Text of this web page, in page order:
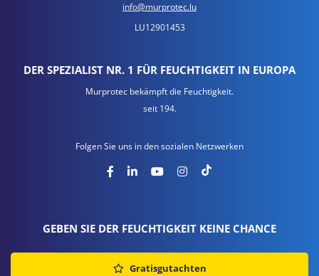
info@murprotec.lu
LU12901453
DER SPEZIALIST NR. 1 FÜR FEUCHTIGKEIT IN EUROPA
Murprotec bekämpft die Feuchtigkeit.
seit 194.
Folgen Sie uns in den sozialen Netzwerken
GEBEN SIE DER FEUCHTIGKEIT KEINE CHANCE
Gratisgutachten